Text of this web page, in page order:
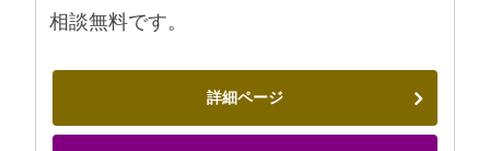
相談無料です。
詳細ページ